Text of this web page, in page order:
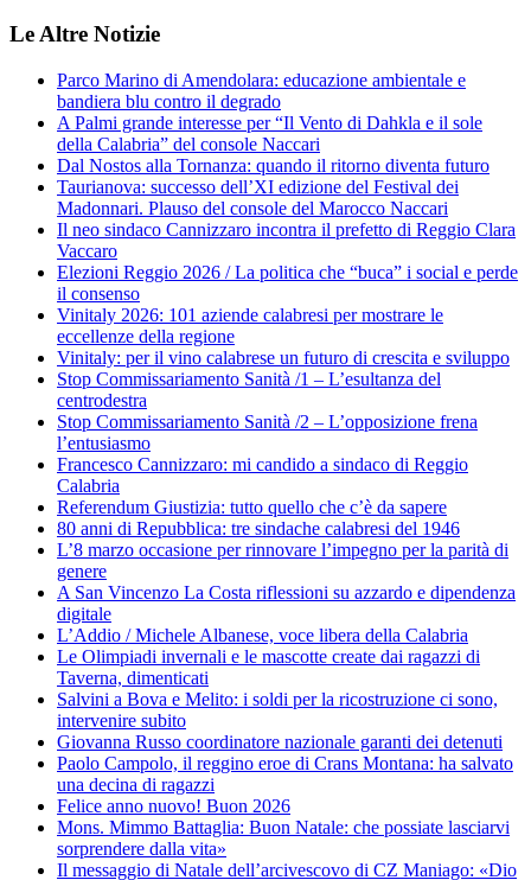
Le Altre Notizie
Parco Marino di Amendolara: educazione ambientale e
bandiera blu contro il degrado
A Palmi grande interesse per “Il Vento di Dahkla e il sole
della Calabria” del console Naccari
Dal Nostos alla Tornanza: quando il ritorno diventa futuro
Taurianova: successo dell’XI edizione del Festival dei
Madonnari. Plauso del console del Marocco Naccari
Il neo sindaco Cannizzaro incontra il prefetto di Reggio Clara
Vaccaro
Elezioni Reggio 2026 / La politica che “buca” i social e perde
il consenso
Vinitaly 2026: 101 aziende calabresi per mostrare le
eccellenze della regione
Vinitaly: per il vino calabrese un futuro di crescita e sviluppo
Stop Commissariamento Sanità /1 – L’esultanza del
centrodestra
Stop Commissariamento Sanità /2 – L’opposizione frena
l’entusiasmo
Francesco Cannizzaro: mi candido a sindaco di Reggio
Calabria
Referendum Giustizia: tutto quello che c’è da sapere
80 anni di Repubblica: tre sindache calabresi del 1946
L’8 marzo occasione per rinnovare l’impegno per la parità di
genere
A San Vincenzo La Costa riflessioni su azzardo e dipendenza
digitale
L’Addio / Michele Albanese, voce libera della Calabria
Le Olimpiadi invernali e le mascotte create dai ragazzi di
Taverna, dimenticati
Salvini a Bova e Melito: i soldi per la ricostruzione ci sono,
intervenire subito
Giovanna Russo coordinatore nazionale garanti dei detenuti
Paolo Campolo, il reggino eroe di Crans Montana: ha salvato
una decina di ragazzi
Felice anno nuovo! Buon 2026
Mons. Mimmo Battaglia: Buon Natale: che possiate lasciarvi
sorprendere dalla vita»
Il messaggio di Natale dell’arcivescovo di CZ Maniago: «Dio